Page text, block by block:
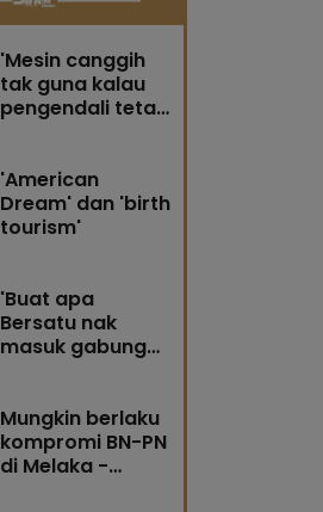
'Mesin canggih
tak guna kalau
pengendali tetap
'American
Dream' dan 'birth
tourism'
'Buat apa
Bersatu nak
masuk gabungan
Mungkin berlaku
kompromi BN-PN
di Melaka -